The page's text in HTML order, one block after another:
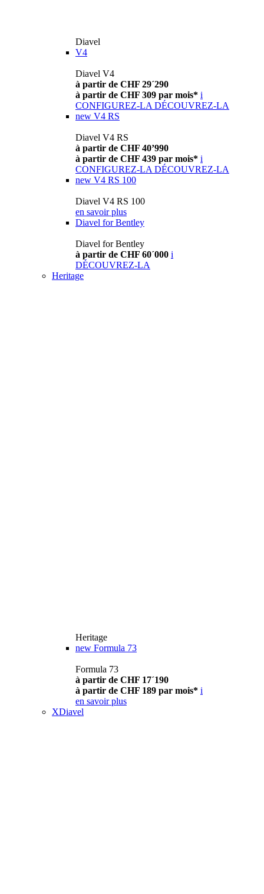
Diavel
V4
Diavel V4
à partir de CHF 29´290
à partir de CHF 309 par mois* i
CONFIGUREZ-LA DÉCOUVREZ-LA
new V4 RS
Diavel V4 RS
à partir de CHF 40’990
à partir de CHF 439 par mois* i
CONFIGUREZ-LA DÉCOUVREZ-LA
new V4 RS 100
Diavel V4 RS 100
en savoir plus
Diavel for Bentley
Diavel for Bentley
à partir de CHF 60´000 i
DÉCOUVREZ-LA
Heritage
Heritage
new Formula 73
Formula 73
à partir de CHF 17´190
à partir de CHF 189 par mois* i
en savoir plus
XDiavel